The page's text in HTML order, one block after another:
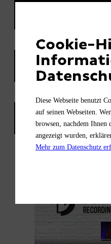
JJ auf Facebook
Cookie-
Diese Webseite benutzt
auf seinen Webseiten.
browsen, nachdem
angezeigt wurden,
Mehr zum Datenschutz